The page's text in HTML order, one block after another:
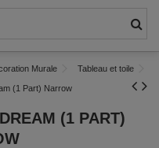
Murale Tableau et toile
(1 Part) Narrow
(1 PART)